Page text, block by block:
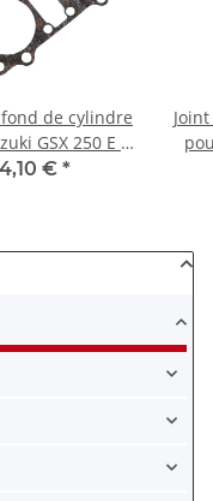
de cylindre
GSX 250 E #
11401
4,10 € *